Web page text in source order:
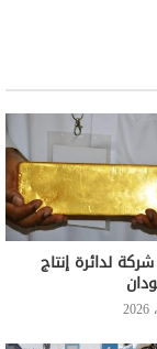
“33” شركة لدائرة إنتاج